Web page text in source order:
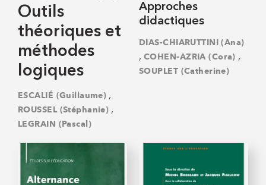
Outils
théoriques et
méthodes
logiques
ESCALIÉ (Guillaume) ,
ROUSSEL (Stéphanie) ,
LEGRAIN (Pascal)
Approches
didactiques
DIAS-CHIARUTTINI (Ana)
, COHEN-AZRIA (Cora) ,
SOUPLET (Catherine)